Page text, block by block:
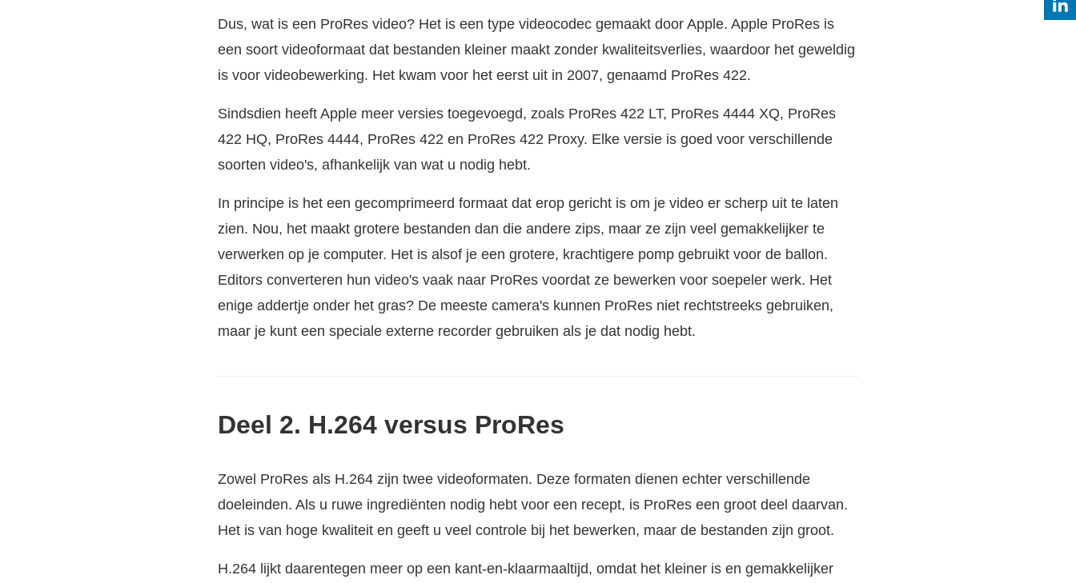
Dus, wat is een ProRes video? Het is een type videocodec gemaakt door Apple. Apple ProRes is
een soort videoformaat dat bestanden kleiner maakt zonder kwaliteitsverlies, waardoor het geweldig
is voor videobewerking. Het kwam voor het eerst uit in 2007, genaamd ProRes 422.
Sindsdien heeft Apple meer versies toegevoegd, zoals ProRes 422 LT, ProRes 4444 XQ, ProRes
422 HQ, ProRes 4444, ProRes 422 en ProRes 422 Proxy. Elke versie is goed voor verschillende
soorten video's, afhankelijk van wat u nodig hebt.
In principe is het een gecomprimeerd formaat dat erop gericht is om je video er scherp uit te laten
zien. Nou, het maakt grotere bestanden dan die andere zips, maar ze zijn veel gemakkelijker te
verwerken op je computer. Het is alsof je een grotere, krachtigere pomp gebruikt voor de ballon.
Editors converteren hun video's vaak naar ProRes voordat ze bewerken voor soepeler werk. Het
enige addertje onder het gras? De meeste camera's kunnen ProRes niet rechtstreeks gebruiken,
maar je kunt een speciale externe recorder gebruiken als je dat nodig hebt.
Deel 2. H.264 versus ProRes
Zowel ProRes als H.264 zijn twee videoformaten. Deze formaten dienen echter verschillende
doeleinden. Als u ruwe ingrediënten nodig hebt voor een recept, is ProRes een groot deel daarvan.
Het is van hoge kwaliteit en geeft u veel controle bij het bewerken, maar de bestanden zijn groot.
H.264 lijkt daarentegen meer op een kant-en-klaarmaaltijd, omdat het kleiner is en gemakkelijker